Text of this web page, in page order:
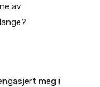
av
meg i